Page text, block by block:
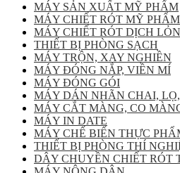
MÁY SẢN XUẤT MỸ PHẨM
MÁY CHIẾT RÓT MỸ PHẨM
MÁY CHIẾT RÓT DỊCH
THIẾT BỊ PHÒNG SẠCH
MÁY TRỘN, XAY NGHIỀN
MÁY ĐÓNG NẮP, VIỀN MÍ
MÁY ĐÓNG GÓI
MÁY DÁN NHÃN CHAI,
MÁY CẮT MÀNG, CO
MÁY IN DATE
MÁY CHẾ BIẾN THỰC
THIẾT BỊ PHÒNG THÍ
DÂY CHUYỀN CHIẾT RÓT